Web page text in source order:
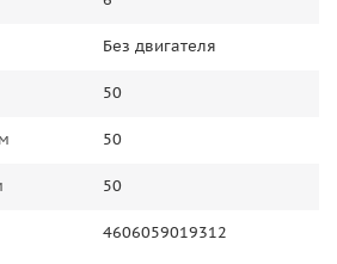
Без двигателя
50
50
50
4606059019312